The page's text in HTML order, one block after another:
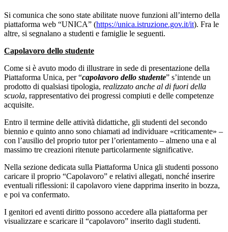
Si comunica che sono state abilitate nuove funzioni all’interno della
piattaforma web “UNICA” (https://unica.istruzione.gov.it/it). Fra le
altre, si segnalano a studenti e famiglie le seguenti.
Capolavoro dello studente
Come si è avuto modo di illustrare in sede di presentazione della
Piattaforma Unica, per “capolavoro dello studente” s’intende un
prodotto di qualsiasi tipologia, realizzato anche al di fuori della
scuola, rappresentativo dei progressi compiuti e delle competenze
acquisite.
Entro il termine delle attività didattiche, gli studenti del secondo
biennio e quinto anno sono chiamati ad individuare «criticamente» –
con l’ausilio del proprio tutor per l’orientamento – almeno una e al
massimo tre creazioni ritenute particolarmente significative.
Nella sezione dedicata sulla Piattaforma Unica gli studenti possono
caricare il proprio “Capolavoro” e relativi allegati, nonché inserire
eventuali riflessioni: il capolavoro viene dapprima inserito in bozza,
e poi va confermato.
I genitori ed aventi diritto possono accedere alla piattaforma per
visualizzare e scaricare il “capolavoro” inserito dagli studenti.